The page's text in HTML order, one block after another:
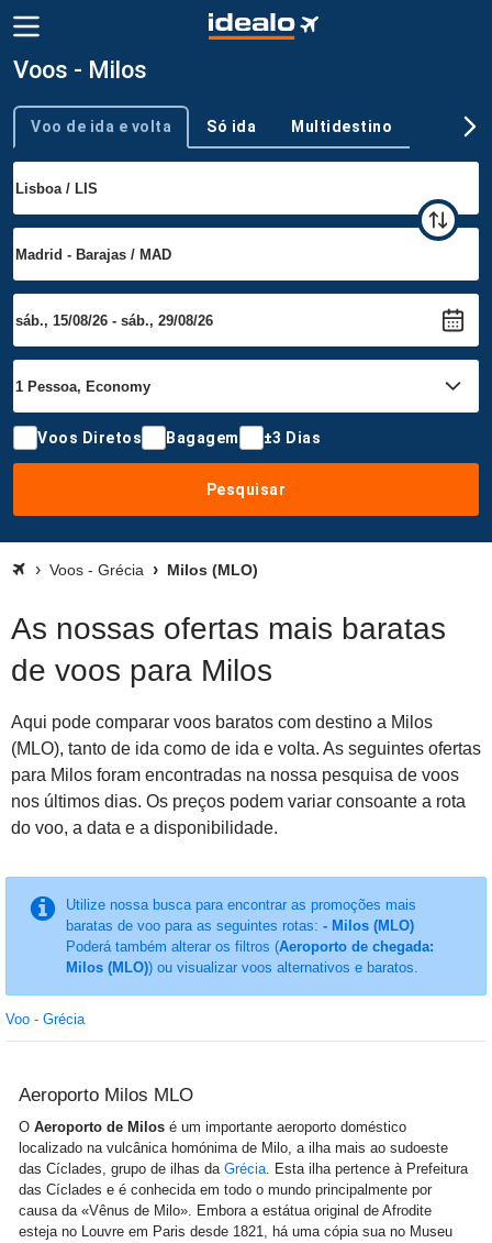
Voos - Milos
Tipo de viagem
Voo de ida e volta Só ida Multidestino
Voos Diretos Bagagem ±3 Dias
Pesquisar
Voos - Grécia Milos (MLO)
As nossas ofertas mais baratas
de voos para Milos
Aqui pode comparar voos baratos com destino a Milos
(MLO), tanto de ida como de ida e volta. As seguintes ofertas
para Milos foram encontradas na nossa pesquisa de voos
nos últimos dias. Os preços podem variar consoante a rota
do voo, a data e a disponibilidade.
Utilize nossa busca para encontrar as promoções mais
baratas de voo para as seguintes rotas: - Milos (MLO)
Poderá também alterar os filtros (Aeroporto de chegada:
Milos (MLO)) ou visualizar voos alternativos e baratos.
Voo - Grécia
Aeroporto Milos MLO
O Aeroporto de Milos é um importante aeroporto doméstico
localizado na vulcânica homónima de Milo, a ilha mais ao sudoeste
das Cíclades, grupo de ilhas da Grécia. Esta ilha pertence à Prefeitura
das Cíclades e é conhecida em todo o mundo principalmente por
causa da «Vênus de Milo». Embora a estátua original de Afrodite
esteja no Louvre em Paris desde 1821, há uma cópia sua no Museu